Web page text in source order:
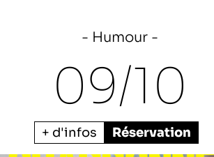
Humour
09/10
+ d'infos Réservation